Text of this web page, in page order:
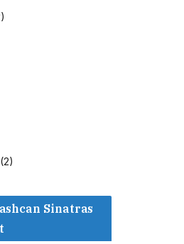
(2)
Sinatras